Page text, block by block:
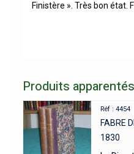
Finistère ». Très bon état.
Produits apparentés
Réf : 4454
FABRE
1830